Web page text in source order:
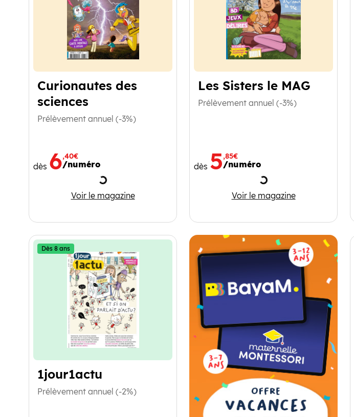
Curionautes des
sciences
Prélèvement annuel (-3%)
dès 6,40€
/numéro
Chargement
Voir le magazineCurionautes des sciences
Les Sisters le MAG
Prélèvement annuel (-3%)
dès 5,85€
/numéro
Chargement
Voir le magazineLes Sisters le MAG
1jour1actu
Dès 8 ans
Prélèvement annuel (-2%)